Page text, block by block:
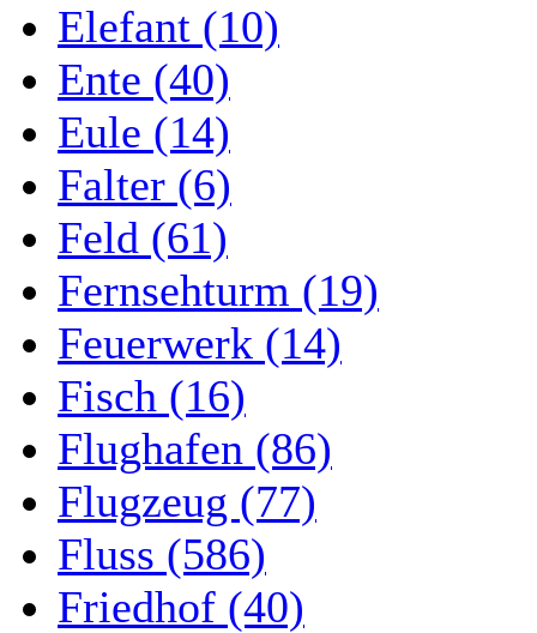
Elefant (10)
Ente (40)
Eule (14)
Falter (6)
Feld (61)
Fernsehturm (19)
Feuerwerk (14)
Fisch (16)
Flughafen (86)
Flugzeug (77)
Fluss (586)
Friedhof (40)